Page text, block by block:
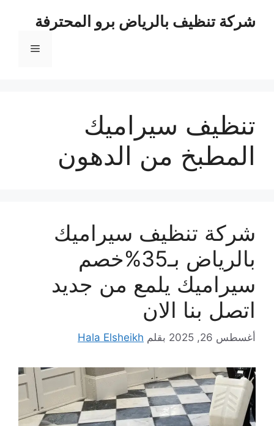
شركة تنظيف بالرياض برو المحترفة
القائمة
تنظيف سيراميك
المطبخ من الدهون
شركة تنظيف سيراميك
بالرياض بـ35%خصم
سيراميك يلمع من جديد
اتصل بنا الان
أغسطس 26, 2025 بقلم Hala Elsheikh